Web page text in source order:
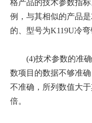
格产品的技术参数指
例，与其相似的产品
的、型号为K119U冷弯
(4)技术参数的准确
数项目的数据不够准
不准确，所列数值大
倍。